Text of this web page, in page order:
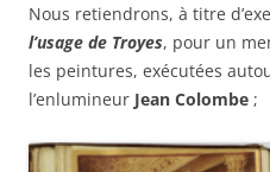
Nous retiendrons, à titre
l’usage de Troyes, pour un
les peintures, exécutées
l’enlumineur Jean Colombe ;